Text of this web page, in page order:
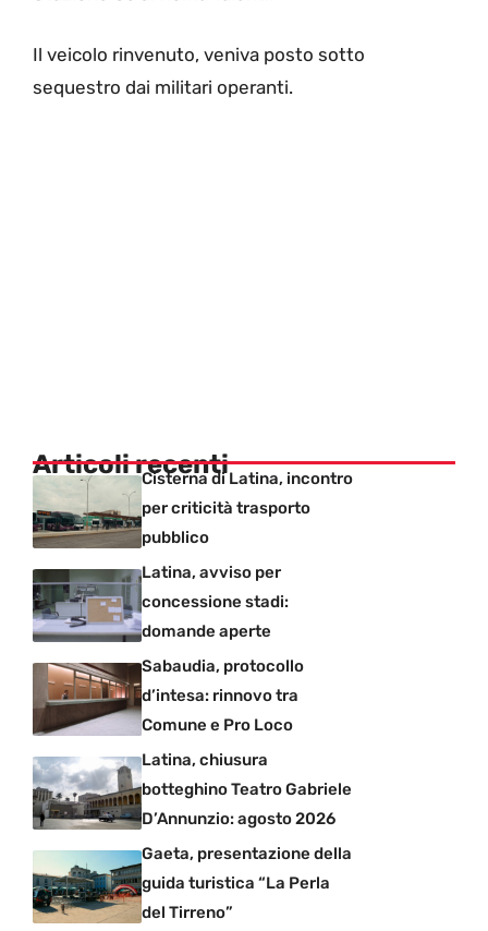
Il veicolo rinvenuto, veniva posto sotto
sequestro dai militari operanti.
Articoli recentiCisterna di Latina, incontro
per criticità trasporto
pubblico
Latina, avviso per
concessione stadi:
domande aperte
Sabaudia, protocollo
d’intesa: rinnovo tra
Comune e Pro Loco
Latina, chiusura
botteghino Teatro Gabriele
D’Annunzio: agosto 2026
Gaeta, presentazione della
guida turistica “La Perla
del Tirreno”